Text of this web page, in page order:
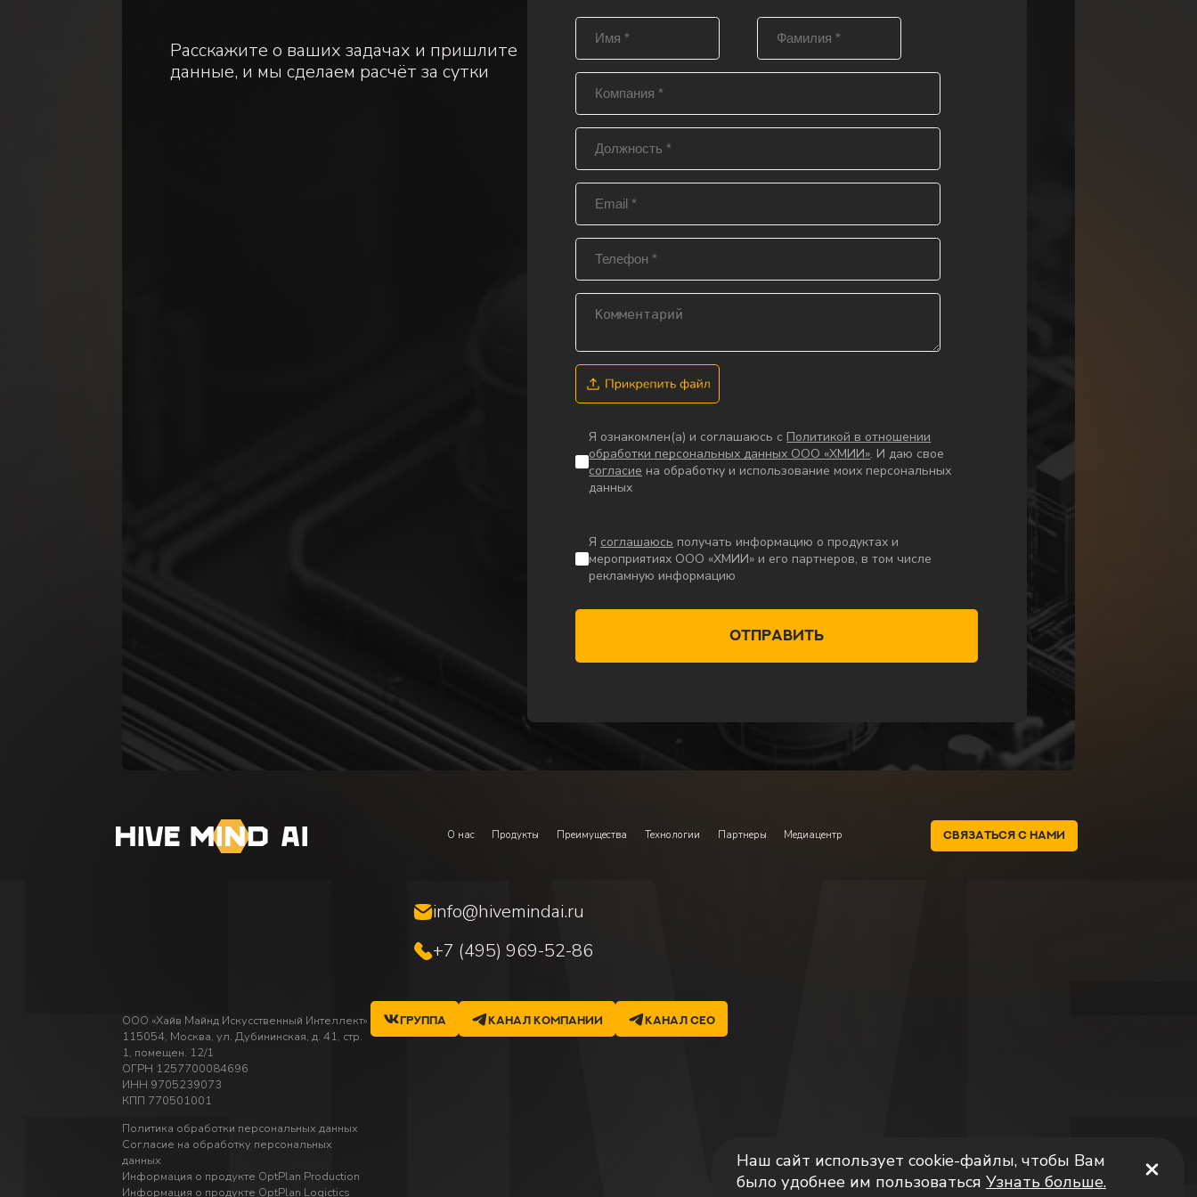
Расскажите о ваших задачах и пришлите
данные, и мы сделаем расчёт за сутки
Я ознакомлен(а) и соглашаюсь с Политикой в отношении
обработки персональных данных ООО «ХМИИ». И даю свое
согласие на обработку и использование моих персональных
данных
Я соглашаюсь получать информацию о продуктах и
мероприятиях ООО «ХМИИ» и его партнеров, в том числе
рекламную информацию
Отправить
О нас Продукты Преимущества Технологии Партнеры Медиацентр Связаться с нами
info@hivemindai.ru
+7 (495) 969-52-86
ООО «Хайв Майнд Искусственный Интеллект»
115054, Москва, ул. Дубининская, д. 41, стр.
1, помещен. 12/1
ОГРН 1257700084696
ИНН 9705239073
КПП 770501001
Политика обработки персональных данных
Согласие на обработку персональных
данных
Информация о продукте OptPlan Production
Информация о продукте OptPlan Logictics
группа канал компании канал СEO
Наш сайт использует cookie-файлы, чтобы Вам
было удобнее им пользоваться Узнать больше.